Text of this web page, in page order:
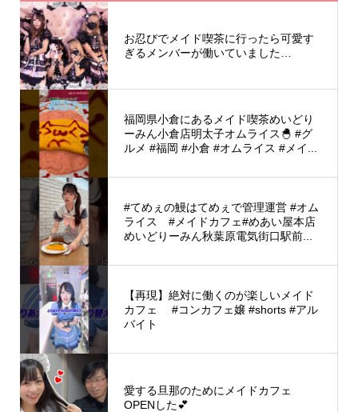
お忍びでメイド喫茶に行ったら可愛す
ぎるメンバーが働いていました…
福岡県小倉にあるメイド喫茶めいどり
ーみん小倉店明太子オムライス🐣 #グ
ルメ #福岡 #小倉 #オムライス #メイ...
#てめぇの鰻はてめぇで管理運営 #オム
ライス #メイドカフェ#めあい屋本店
めいどりーみん秋葉原電気街口駅前...
【再現】絶対に働くのが楽しいメイド
カフェ #コンカフェ嬢 #shorts #アル
バイト
愛する旦那のためにメイドカフェ
OPENした💕